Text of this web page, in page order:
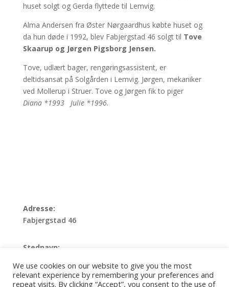
huset solgt og Gerda flyttede til Lemvig.
Alma Andersen fra Øster Nørgaardhus købte huset og
da hun døde i 1992, blev Fabjergstad 46 solgt til Tove
Skaarup og Jørgen Pigsborg Jensen.
Tove, udlært bager, rengøringsassistent, er
deltidsansat på Solgården i Lemvig. Jørgen, mekaniker
ved Mollerup i Struer. Tove og Jørgen fik to piger
Diana *1993 Julie *1996.
Adresse:
Fabjergstad 46
Stednavn:
Matrikelnummer:
We use cookies on our website to give you the most
relevant experience by remembering your preferences and
repeat visits. By clicking “Accept”, you consent to the use of